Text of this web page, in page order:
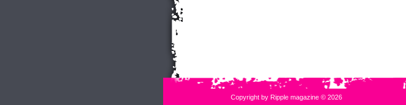
Copyright by Ripple magazine © 2026